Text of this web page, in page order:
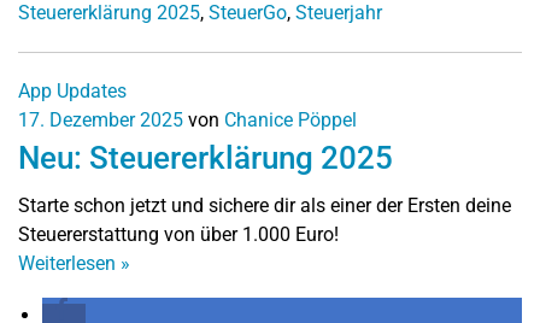
Steuererklärung 2025, SteuerGo, Steuerjahr
App Updates
17. Dezember 2025 von Chanice Pöppel
Neu: Steuererklärung 2025
Starte schon jetzt und sichere dir als einer der Ersten deine
Steuererstattung von über 1.000 Euro!
Weiterlesen »